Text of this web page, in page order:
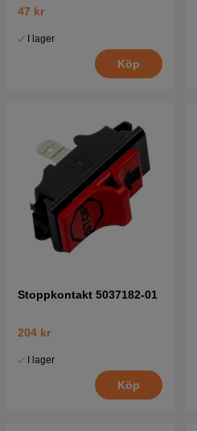
47 kr
I lager
Köp
Stoppkontakt 5037182-01
204 kr
I lager
Köp